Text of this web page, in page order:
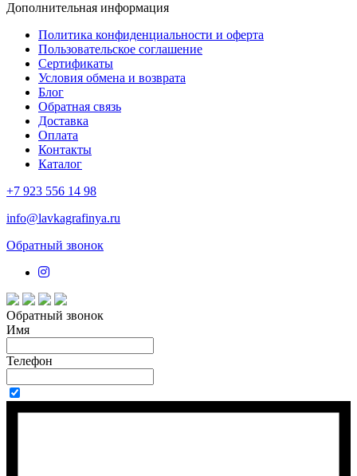
Дополнительная информация
Политика конфиденциальности и оферта
Пользовательское соглашение
Сертификаты
Условия обмена и возврата
Блог
Обратная связь
Доставка
Оплата
Контакты
Каталог
+7 923 556 14 98
info@lavkagrafinya.ru
Обратный звонок
Обратный звонок
Имя
Телефон